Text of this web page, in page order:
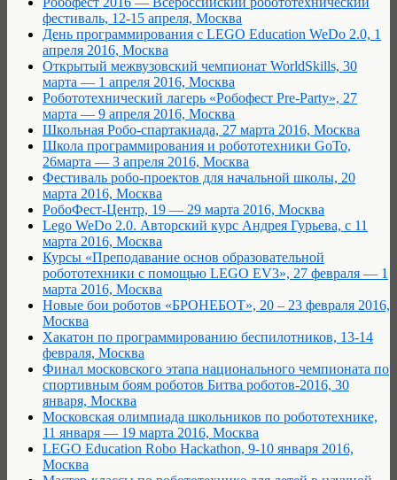
фестиваль, 12-15 апреля, Москва
День программирования с LEGO Education WeDo 2.0, 1
апреля 2016, Москва
Открытый межвузовский чемпионат WorldSkills, 30
марта — 1 апреля 2016, Москва
Робототехнический лагерь «Робофест Pre-Party», 27
марта — 9 апреля 2016, Москва
Школьная Робо-спартакиада, 27 марта 2016, Москва
Школа программирования и робототехники GoTo,
26марта — 3 апреля 2016, Москва
Фестиваль робо-проектов для начальной школы, 20
марта 2016, Москва
РобоФест-Центр, 19 — 29 марта 2016, Москва
Lego WeDo 2.0. Авторский курс Андрея Гурьева, с 11
марта 2016, Москва
Курсы «Преподавание основ образовательной
робототехники с помощью LEGO EV3», 27 февраля — 1
марта 2016, Москва
Новые бои роботов «БРОНЕБОТ», 20 – 23 февраля 2016,
Москва
Хакатон по программированию беспилотников, 13-14
февраля, Москва
Финал московского этапа национального чемпионата по
спортивным боям роботов Битва роботов-2016, 30
января, Москва
Московская олимпиада школьников по робототехнике,
11 января — 19 марта 2016, Москва
LEGO Education Robo Hackathon, 9-10 января 2016,
Москва